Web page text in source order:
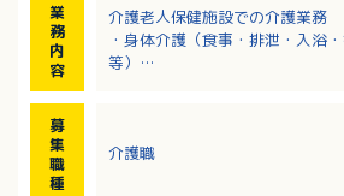
業
務
内
容
介護老人保健施設での介護業務
・身体介護（食事・排泄・入浴
等）
・シーツ取替え、清掃など
募
集
職
種
介護職